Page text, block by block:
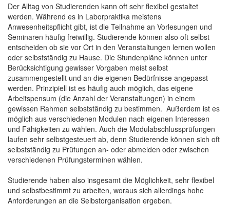
Der Alltag von Studierenden kann oft sehr flexibel gestaltet
werden. Während es in Laborpraktika meistens
Anwesenheitspflicht gibt, ist die Teilnahme an Vorlesungen und
Seminaren häufig freiwillig. Studierende können also oft selbst
entscheiden ob sie vor Ort in den Veranstaltungen lernen wollen
oder selbstständig zu Hause. Die Stundenpläne können unter
Berücksichtigung gewisser Vorgaben meist selbst
zusammengestellt und an die eigenen Bedürfnisse angepasst
werden. Prinzipiell ist es häufig auch möglich, das eigene
Arbeitspensum (die Anzahl der Veranstaltungen) in einem
gewissen Rahmen selbstständig zu bestimmen. Außerdem ist es
möglich aus verschiedenen Modulen nach eigenen Interessen
und Fähigkeiten zu wählen. Auch die Modulabschlussprüfungen
laufen sehr selbstgesteuert ab, denn Studierende können sich oft
selbstständig zu Prüfungen an- oder abmelden oder zwischen
verschiedenen Prüfungsterminen wählen.
Studierende haben also insgesamt die Möglichkeit, sehr flexibel
und selbstbestimmt zu arbeiten, woraus sich allerdings hohe
Anforderungen an die Selbstorganisation ergeben.